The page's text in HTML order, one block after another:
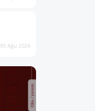
05 Ağu 2026